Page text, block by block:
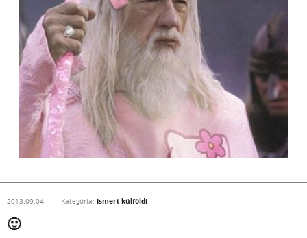
2013.09.04. Kategória: Ismert külföldi
🙂